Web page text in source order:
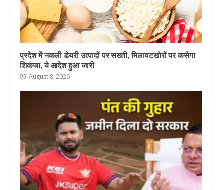
प्रदेश में नकली डेयरी उत्पादों पर सख्ती, मिलावटखोरों पर कसेगा
शिकंजा, ये आदेश हुआ जारी
August 8, 2026